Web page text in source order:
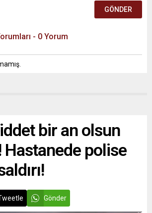
- 0 Yorum
bir an olsun
polise
Gönder